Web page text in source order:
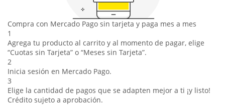
Compra con Mercado Pago sin tarjeta y paga mes a mes
1
Agrega tu producto al carrito y al momento de pagar, elige
“Cuotas sin Tarjeta” o “Meses sin Tarjeta”.
2
Inicia sesión en Mercado Pago.
3
Elige la cantidad de pagos que se adapten mejor a ti ¡y listo!
Crédito sujeto a aprobación.